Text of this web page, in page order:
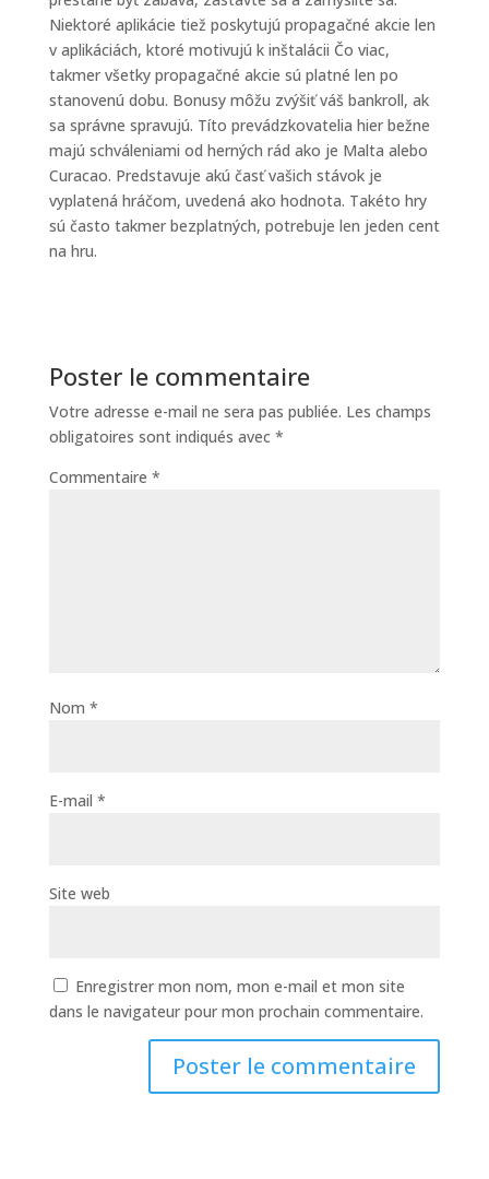
Niektoré aplikácie tiež poskytujú propagačné akcie len
v aplikáciách, ktoré motivujú k inštalácii Čo viac,
takmer všetky propagačné akcie sú platné len po
stanovenú dobu. Bonusy môžu zvýšiť váš bankroll, ak
sa správne spravujú. Títo prevádzkovatelia hier bežne
majú schváleniami od herných rád ako je Malta alebo
Curacao. Predstavuje akú časť vašich stávok je
vyplatená hráčom, uvedená ako hodnota. Takéto hry
sú často takmer bezplatných, potrebuje len jeden cent
na hru.
Poster le commentaire
Votre adresse e-mail ne sera pas publiée. Les champs
obligatoires sont indiqués avec *
Commentaire *
Nom *
E-mail *
Site web
Enregistrer mon nom, mon e-mail et mon site
dans le navigateur pour mon prochain commentaire.